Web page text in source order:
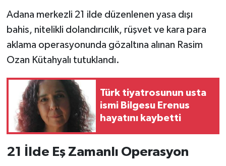
Adana merkezli 21 ilde düzenlenen yasa dışı
bahis, nitelikli dolandırıcılık, rüşvet ve kara para
aklama operasyonunda gözaltına alınan Rasim
Ozan Kütahyalı tutuklandı.
Türk tiyatrosunun usta
ismi Bilgesu Erenus
hayatını kaybetti
21 İlde Eş Zamanlı Operasyon
Siyaset
Sokak Hayvanlarını Sahiplendirme
Sonsöz Özel
Spor
Vasıta